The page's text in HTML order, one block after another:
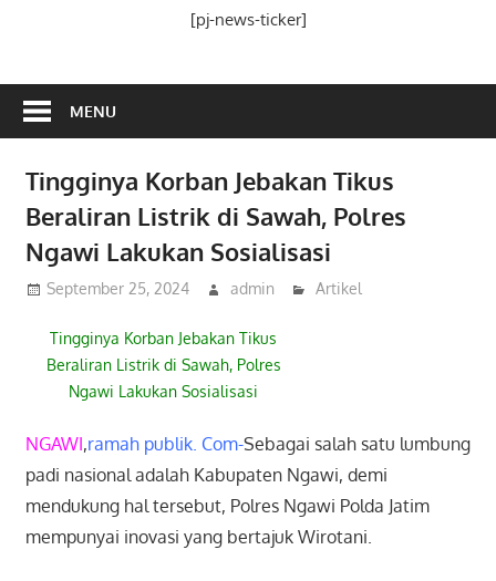
[pj-news-ticker]
MENU
Tingginya Korban Jebakan Tikus
Beraliran Listrik di Sawah, Polres
Ngawi Lakukan Sosialisasi
September 25, 2024 admin Artikel
Tingginya Korban Jebakan Tikus
Beraliran Listrik di Sawah, Polres
Ngawi Lakukan Sosialisasi
NGAWI,ramah publik. Com-Sebagai salah satu lumbung
padi nasional adalah Kabupaten Ngawi, demi
mendukung hal tersebut, Polres Ngawi Polda Jatim
mempunyai inovasi yang bertajuk Wirotani.